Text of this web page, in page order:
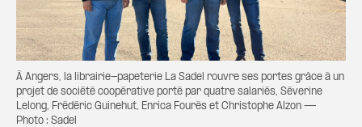
À Angers, la librairie-papeterie La Sadel rouvre ses portes grâce à un
projet de société coopérative porté par quatre salariés, Séverine
Lelong, Frédéric Guinehut, Enrica Fourès et Christophe Alzon —
Photo : Sadel